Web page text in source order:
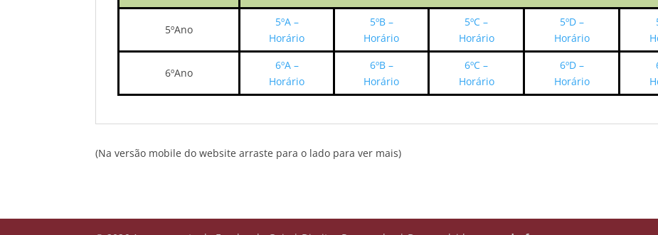
5ºAno
5ºA –
Horário
5ºB –
Horário
5ºC –
Horário
5ºD –
Horário
6ºAno
6ºA –
Horário
6ºB –
Horário
6ºC –
Horário
6ºD –
Horário
(Na versão mobile do website arraste para o lado para ver mais)